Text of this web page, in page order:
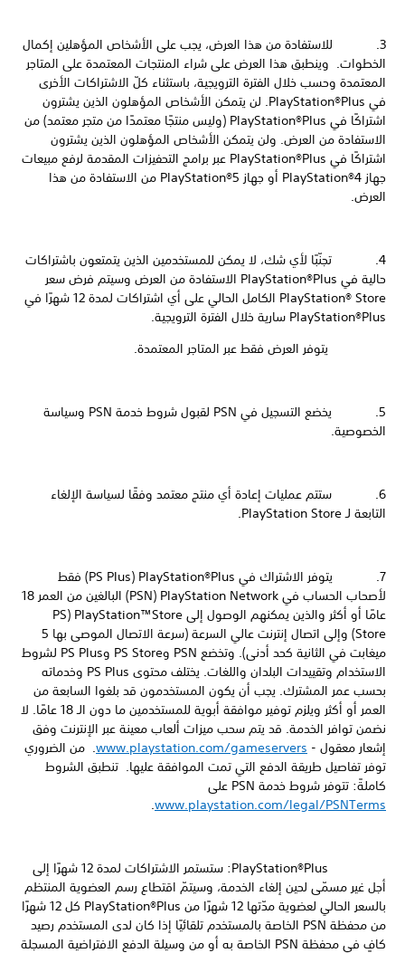
3. للاستفادة من هذا العرض، يجب على الأشخاص المؤهلين إكمال
الخطوات. وينطبق هذا العرض على شراء المنتجات المعتمدة على المتاجر
المعتمدة وحسب خلال الفترة الترويجية، باستثناء كلّ الاشتراكات الأخرى
في PlayStation®Plus. لن يتمكن الأشخاص المؤهلون الذين يشترون
اشتراكًا في PlayStation®Plus (وليس منتجًا معتمدًا من متجر معتمد) من
الاستفادة من العرض. ولن يتمكن الأشخاص المؤهلون الذين يشترون
اشتراكًا في PlayStation®Plus عبر برامج التحفيزات المقدمة لرفع مبيعات
جهاز PlayStation®4 أو جهاز PlayStation®5 من الاستفادة من هذا
العرض.
4. تجنّبًا لأي شك، لا يمكن للمستخدمين الذين يتمتعون باشتراكات
حالية في PlayStation®Plus الاستفادة من العرض وسيتم فرض سعر
PlayStation® Store الكامل الحالي على أي اشتراكات لمدة 12 شهرًا في
PlayStation®Plus سارية خلال الفترة الترويجية.
يتوفر العرض فقط عبر المتاجر المعتمدة.
5. يخضع التسجيل في PSN لقبول شروط خدمة PSN وسياسة
الخصوصية.
6. ستتم عمليات إعادة أي منتج معتمد وفقًا لسياسة الإلغاء
التابعة لـ PlayStation Store.
7. يتوفر الاشتراك في PlayStation®Plus ‏(PS Plus) فقط
لأصحاب الحساب في PlayStation Network ‏(PSN) البالغين من العمر 18
عامًا أو أكثر والذين يمكنهم الوصول إلى PlayStation™Store ‏(PS
Store) وإلى اتصال إنترنت عالي السرعة (سرعة الاتصال الموصى بها 5
ميغابت في الثانية كحد أدنى). وتخضع PSN وPS Store وPS Plus لشروط
الاستخدام وتقييدات البلدان واللغات. يختلف محتوى PS Plus وخدماته
بحسب عمر المشترك. يجب أن يكون المستخدمون قد بلغوا السابعة من
العمر أو أكثر ويلزم توفير موافقة أبوية للمستخدمين ما دون الـ 18 عامًا. لا
نضمن توافر الخدمة. قد يتم سحب ميزات ألعاب معينة عبر الإنترنت وفق
إشعار معقول - www.playstation.com/gameservers. من الضروري
توفر تفاصيل طريقة الدفع التي تمت الموافقة عليها. تنطبق الشروط
كاملةً: تتوفر شروط خدمة PSN على
www.playstation.com/legal/PSNTerms
.
PlayStation®Plus: ستستمر الاشتراكات لمدة 12 شهرًا إلى
أجل غير مسمّى لحين إلغاء الخدمة، وسيتمّ اقتطاع رسم العضوية المنتظم
بالسعر الحالي لعضوية مدّتها 12 شهرًا من PlayStation®Plus كل 12 شهرًا
من محفظة PSN الخاصة بالمستخدم تلقائيًا إذا كان لدى المستخدم رصيد
كافٍ في محفظة PSN الخاصة به أو من وسيلة الدفع الافتراضية المسجلة